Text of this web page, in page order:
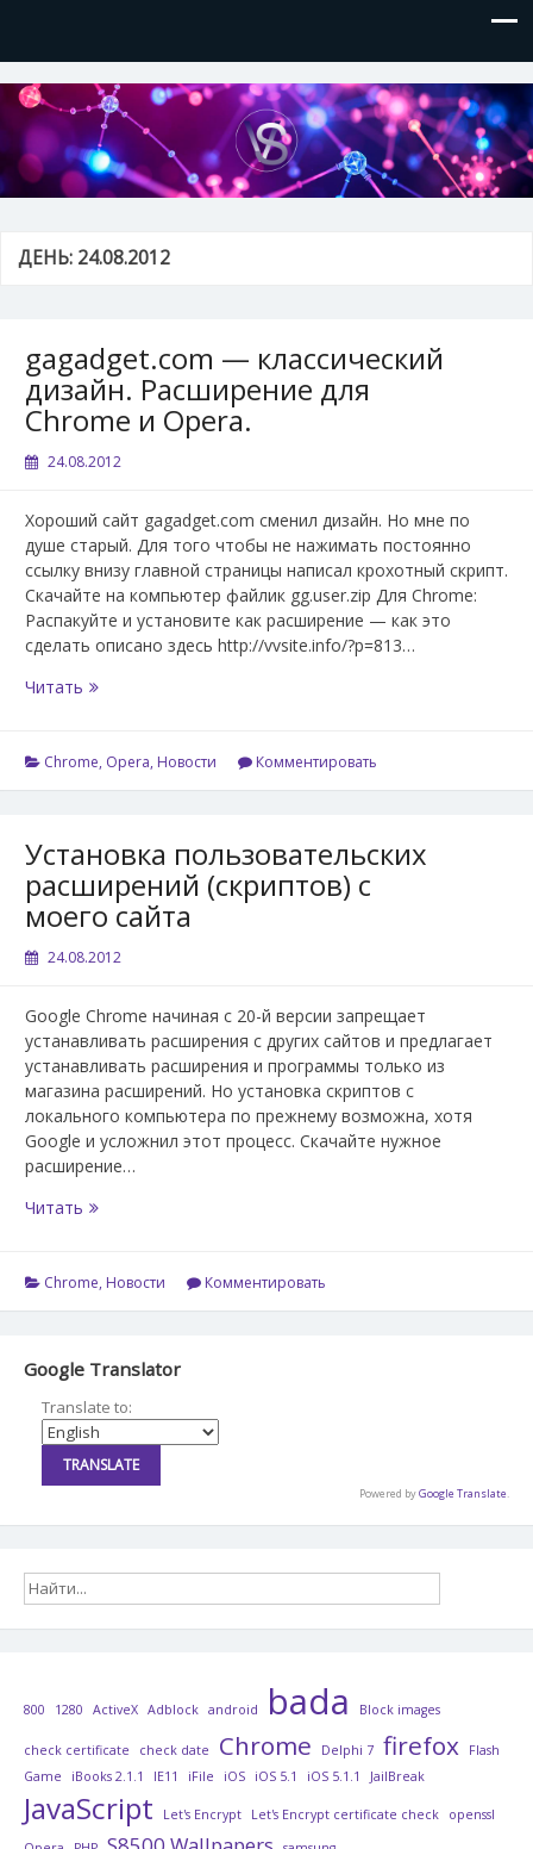
VVSite
Кое-что обо мне и о технологиях, которые я использую.
ДЕНЬ: 24.08.2012
gagadget.com — классический
дизайн. Расширение для
Chrome и Opera.
24.08.2012
Хороший сайт gagadget.com сменил дизайн. Но мне по
душе старый. Для того чтобы не нажимать постоянно
ссылку внизу главной страницы написал крохотный скрипт.
Скачайте на компьютер файлик gg.user.zip Для Chrome:
Распакуйте и установите как расширение — как это
сделать описано здесь http://vvsite.info/?p=813…
Читать gagadget.com
дизайн.
Расширение
и
Opera.
Chrome, Opera, Новости Комментировать
Установка пользовательских
расширений (скриптов) с
моего сайта
24.08.2012
Google Chrome начиная с 20-й версии запрещает
устанавливать расширения с других сайтов и предлагает
устанавливать расширения и программы только из
магазина расширений. Но установка скриптов с
локального компьютера по прежнему возможна, хотя
Google и усложнил этот процесс. Скачайте нужное
расширение…
Читать Установка
(скриптов)
с
Chrome, Новости Комментировать
Google Translator
Translate to:
Powered byGoogle Translate.
800 1280 ActiveX Adblock android bada Block images
check certificate check date Chrome Delphi 7 firefox
Flash
Game
iBooks 2.1.1 IE11 iFile iOS iOS 5.1 iOS 5.1.1 JailBreak
JavaScript Let's Encrypt Let's Encrypt certificate check
openssl